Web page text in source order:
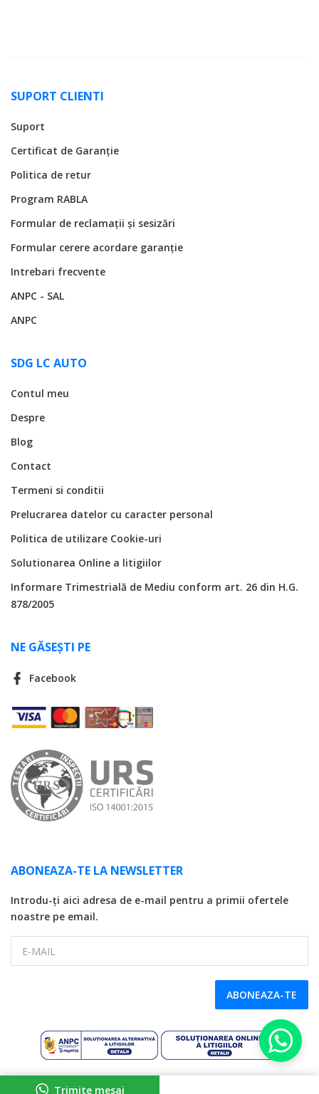
Trimite mesaj
SUPORT CLIENTI
Suport
Certificat de Garanție
Politica de retur
Program RABLA
Formular de reclamații și sesizări
Formular cerere acordare garanție
Intrebari frecvente
ANPC - SAL
ANPC
SDG LC AUTO
Contul meu
Despre
Blog
Contact
Termeni si conditii
Prelucrarea datelor cu caracter personal
Politica de utilizare Cookie-uri
Solutionarea Online a litigiilor
Informare Trimestrială de Mediu conform art. 26 din H.G.
878/2005
NE GĂSEȘTI PE
Facebook
ABONEAZA-TE LA NEWSLETTER
Introdu-ți aici adresa de e-mail pentru a primii ofertele
noastre pe email.
ABONEAZA-TE